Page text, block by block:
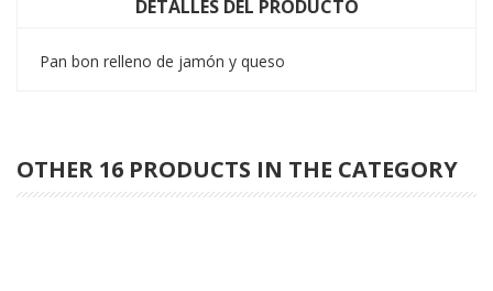
DETALLES DEL PRODUCTO
Pan bon relleno de jamón y queso
OTHER 16 PRODUCTS IN THE CATEGORY